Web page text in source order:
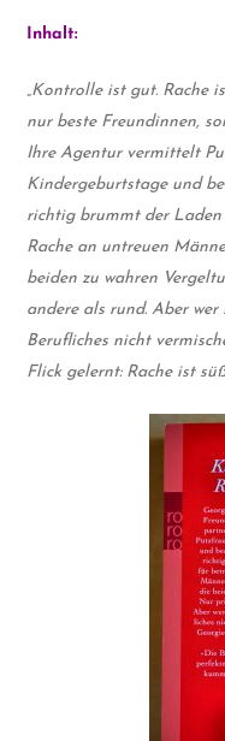
Inhalt:
„Kontrolle ist gut. Rache
nur beste Freundinnen,
Ihre Agentur vermittelt
Kindergeburtstage und
richtig brummt der Laden
Rache an untreuen
beiden zu wahren
andere als rund. Aber
Berufliches nicht
Flick gelernt: Rache ist